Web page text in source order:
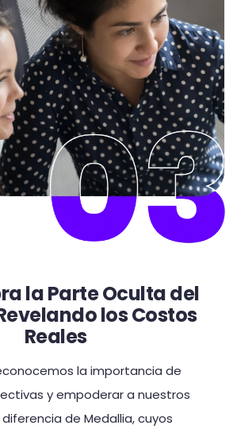
la Parte Oculta del
los Costos
Reales
la importancia de
y empoderar a nuestros
de Medallia, cuyos